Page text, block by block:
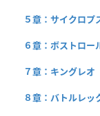
５章：サイクロプ
６章：ボストロー
７章：キングレオ
８章：バトルレッ